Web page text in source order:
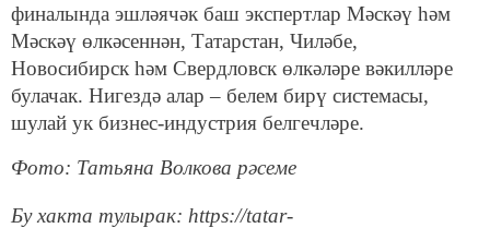
финалында эшләячәк баш экспертлар Мәскәү һәм
Мәскәү өлкәсеннән, Татарстан, Чиләбе,
Новосибирск һәм Свердловск өлкәләре вәкилләре
булачак. Нигездә алар – белем бирү системасы,
шулай ук бизнес-индустрия белгечләре.
Фото: Татьяна Волкова рәсеме
Бу хакта тулырак: https://tatar-